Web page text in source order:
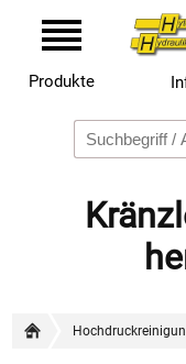
Produkte